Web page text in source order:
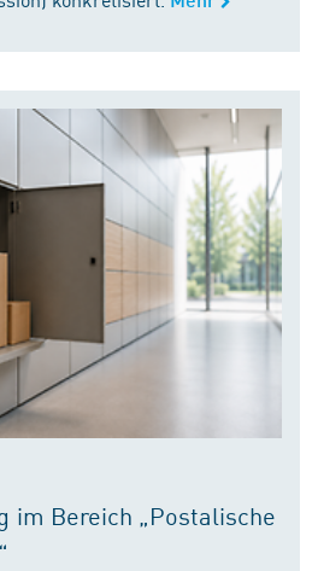
im Bereich „Postalische